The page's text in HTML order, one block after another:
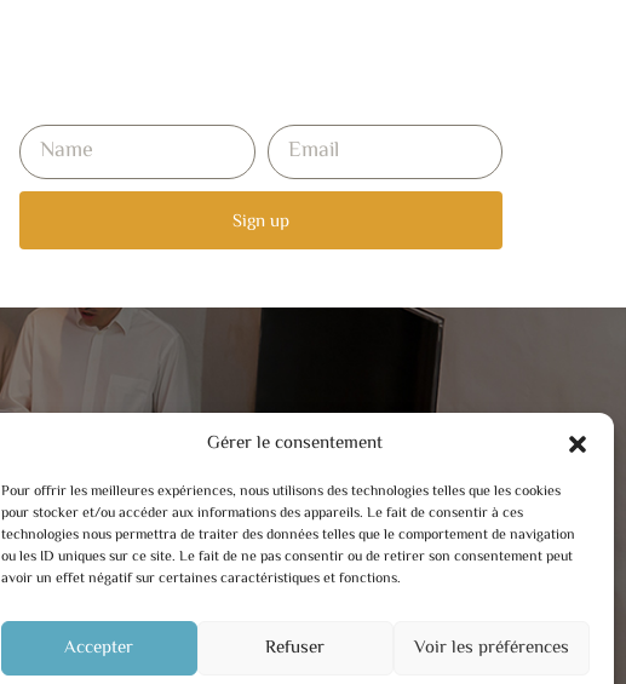
Gérer le consentement
Pour offrir les meilleures expériences, nous utilisons des technologies telles que les cookies
pour stocker et/ou accéder aux informations des appareils. Le fait de consentir à ces
technologies nous permettra de traiter des données telles que le comportement de navigation
ou les ID uniques sur ce site. Le fait de ne pas consentir ou de retirer son consentement peut
avoir un effet négatif sur certaines caractéristiques et fonctions.
Accepter Refuser Voir les préférences
Sign up